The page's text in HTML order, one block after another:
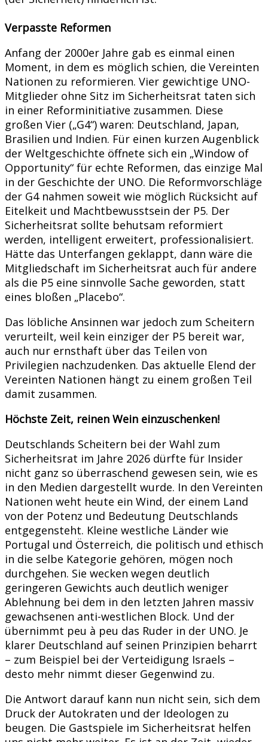
Verpasste Reformen
Anfang der 2000er Jahre gab es einmal einen
Moment, in dem es möglich schien, die Vereinten
Nationen zu reformieren. Vier gewichtige UNO-
Mitglieder ohne Sitz im Sicherheitsrat taten sich
in einer Reforminitiative zusammen. Diese
großen Vier („G4“) waren: Deutschland, Japan,
Brasilien und Indien. Für einen kurzen Augenblick
der Weltgeschichte öffnete sich ein „Window of
Opportunity“ für echte Reformen, das einzige Mal
in der Geschichte der UNO. Die Reformvorschläge
der G4 nahmen soweit wie möglich Rücksicht auf
Eitelkeit und Machtbewusstsein der P5. Der
Sicherheitsrat sollte behutsam reformiert
werden, intelligent erweitert, professionalisiert.
Hätte das Unterfangen geklappt, dann wäre die
Mitgliedschaft im Sicherheitsrat auch für andere
als die P5 eine sinnvolle Sache geworden, statt
eines bloßen „Placebo“.
Das löbliche Ansinnen war jedoch zum Scheitern
verurteilt, weil kein einziger der P5 bereit war,
auch nur ernsthaft über das Teilen von
Privilegien nachzudenken. Das aktuelle Elend der
Vereinten Nationen hängt zu einem großen Teil
damit zusammen.
Höchste Zeit, reinen Wein einzuschenken!
Deutschlands Scheitern bei der Wahl zum
Sicherheitsrat im Jahre 2026 dürfte für Insider
nicht ganz so überraschend gewesen sein, wie es
in den Medien dargestellt wurde. In den Vereinten
Nationen weht heute ein Wind, der einem Land
von der Potenz und Bedeutung Deutschlands
entgegensteht. Kleine westliche Länder wie
Portugal und Österreich, die politisch und ethisch
in die selbe Kategorie gehören, mögen noch
durchgehen. Sie wecken wegen deutlich
geringeren Gewichts auch deutlich weniger
Ablehnung bei dem in den letzten Jahren massiv
gewachsenen anti-westlichen Block. Und der
übernimmt peu à peu das Ruder in der UNO. Je
klarer Deutschland auf seinen Prinzipien beharrt
– zum Beispiel bei der Verteidigung Israels –
desto mehr nimmt dieser Gegenwind zu.
Die Antwort darauf kann nun nicht sein, sich dem
Druck der Autokraten und der Ideologen zu
beugen. Die Gastspiele im Sicherheitsrat helfen